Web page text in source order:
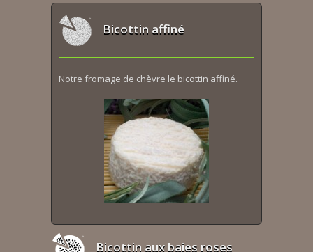
Bicottin affiné
Notre fromage de chèvre le bicottin affiné.
Bicottin aux baies roses